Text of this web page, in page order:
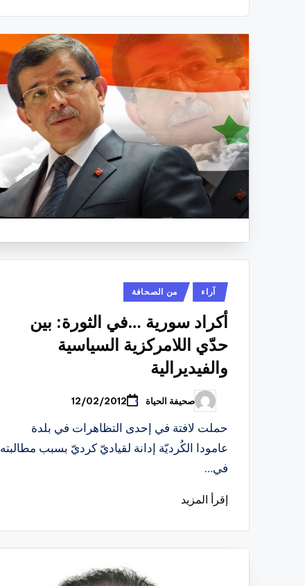
نُشر
في
آراء من الصحافة
أكراد سورية …في الثورة: بين
حدّي اللامركزية السياسية
والفيديرالية
تمّ
النشر
بواسطة
صحيفة الحياة 12/02/2012
حملت لافتة في إحدى التظاهرات في بلدة
عامودا الكُرديّة إدانة لقياديّ كرديّ بسبب مطالبته
في…
إقرأ المزيد